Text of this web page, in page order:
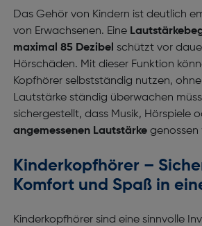
Das Gehör von Kindern ist deutlich
von Erwachsenen. Eine
maximal 85 Dezibel schützt vor
Hörschäden. Mit dieser Funktion
Kopfhörer selbstständig nutzen,
Lautstärke ständig überwachen
sichergestellt, dass Musik, Hörspiele
angemessenen Lautstärkegenossen
Kinderkopfhörer –
Komfort und Spaß in
Kinderkopfhörer sind eine sinnvolle